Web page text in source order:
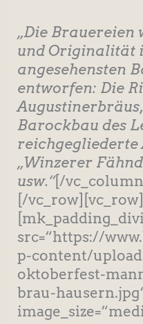
„Die Brauereien
und Originalität
angesehensten
entworfen: Die
Barockbau des
reichgegliederte
„Winzerer
usw.“[/
[/
src=“https://
p-content/
oktoberfest-
brau-